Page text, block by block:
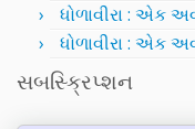
ધોળાવીરા : એક
ધોળાવીરા : એક
સબસ્ક્રિપ્શન